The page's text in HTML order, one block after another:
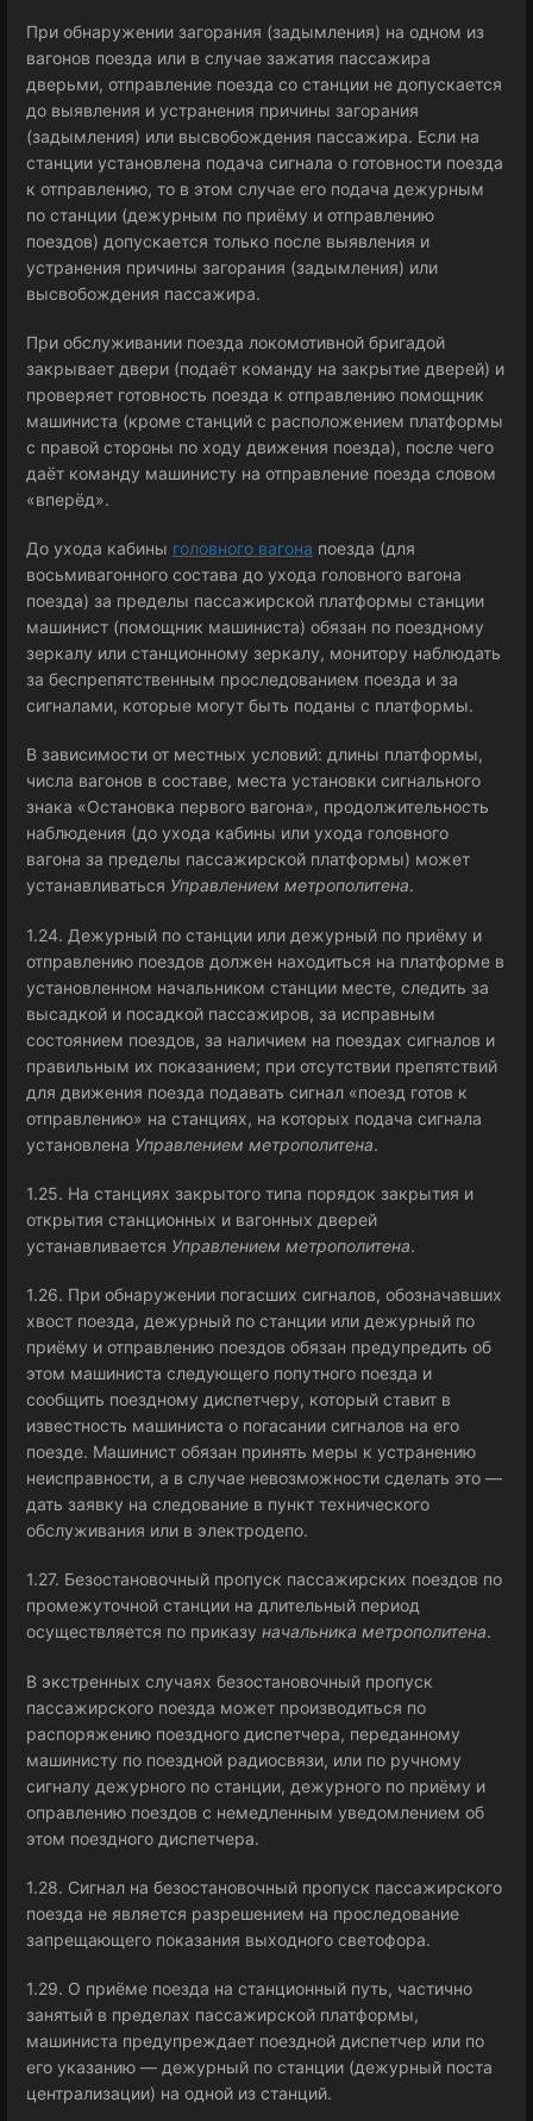
При обнаружении загорания (задымления) на одном из
вагонов поезда или в случае зажатия пассажира
дверьми, отправление поезда со станции не допускается
до выявления и устранения причины загорания
(задымления) или высвобождения пассажира. Если на
станции установлена подача сигнала о готовности поезда
к отправлению, то в этом случае его подача дежурным
по станции (дежурным по приёму и отправлению
поездов) допускается только после выявления и
устранения причины загорания (задымления) или
высвобождения пассажира.
При обслуживании поезда локомотивной бригадой
закрывает двери (подаёт команду на закрытие дверей) и
проверяет готовность поезда к отправлению помощник
машиниста (кроме станций с расположением платформы
с правой стороны по ходу движения поезда), после чего
даёт команду машинисту на отправление поезда словом
«вперёд».
До ухода кабины головного вагона поезда (для
восьмивагонного состава до ухода головного вагона
поезда) за пределы пассажирской платформы станции
машинист (помощник машиниста) обязан по поездному
зеркалу или станционному зеркалу, монитору наблюдать
за беспрепятственным проследованием поезда и за
сигналами, которые могут быть поданы с платформы.
В зависимости от местных условий: длины платформы,
числа вагонов в составе, места установки сигнального
знака «Остановка первого вагона», продолжительность
наблюдения (до ухода кабины или ухода головного
вагона за пределы пассажирской платформы) может
устанавливаться Управлением метрополитена.
1.24. Дежурный по станции или дежурный по приёму и
отправлению поездов должен находиться на платформе в
установленном начальником станции месте, следить за
высадкой и посадкой пассажиров, за исправным
состоянием поездов, за наличием на поездах сигналов и
правильным их показанием; при отсутствии препятствий
для движения поезда подавать сигнал «поезд готов к
отправлению» на станциях, на которых подача сигнала
установлена Управлением метрополитена.
1.25. На станциях закрытого типа порядок закрытия и
открытия станционных и вагонных дверей
устанавливается Управлением метрополитена.
1.26. При обнаружении погасших сигналов, обозначавших
хвост поезда, дежурный по станции или дежурный по
приёму и отправлению поездов обязан предупредить об
этом машиниста следующего попутного поезда и
сообщить поездному диспетчеру, который ставит в
известность машиниста о погасании сигналов на его
поезде. Машинист обязан принять меры к устранению
неисправности, а в случае невозможности сделать это —
дать заявку на следование в пункт технического
обслуживания или в электродепо.
1.27. Безостановочный пропуск пассажирских поездов по
промежуточной станции на длительный период
осуществляется по приказу начальника метрополитена.
В экстренных случаях безостановочный пропуск
пассажирского поезда может производиться по
распоряжению поездного диспетчера, переданному
машинисту по поездной радиосвязи, или по ручному
сигналу дежурного по станции, дежурного по приёму и
оправлению поездов с немедленным уведомлением об
этом поездного диспетчера.
1.28. Сигнал на безостановочный пропуск пассажирского
поезда не является разрешением на проследование
запрещающего показания выходного светофора.
1.29. О приёме поезда на станционный путь, частично
занятый в пределах пассажирской платформы,
машиниста предупреждает поездной диспетчер или по
его указанию — дежурный по станции (дежурный поста
централизации) на одной из станций.